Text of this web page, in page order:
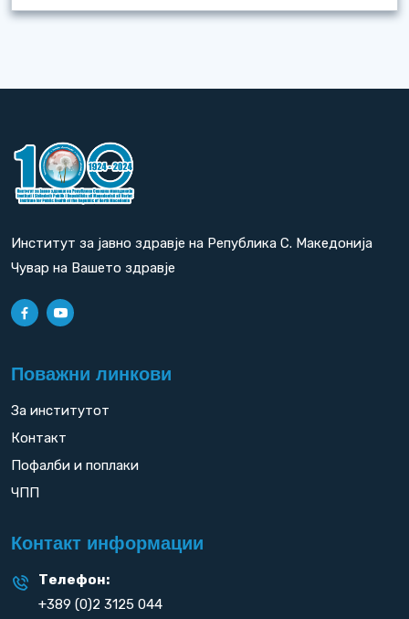
Институт за јавно здравје на Република С. Македонија
Чувар на Вашето здравје
Поважни линкови
За институтот
Контакт
Пофалби и поплаки
ЧПП
Контакт информации
Телефон:
+389 (0)2 3125 044